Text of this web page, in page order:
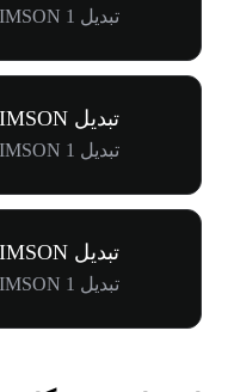
تبدیل 1 HIMSON به ع.د41.31K
تبدیل HIMSON به TWD
تبدیل 1 HIMSON به NT$1.02K
تبدیل HIMSON به DOP
تبدیل 1 HIMSON به RD$1.84K